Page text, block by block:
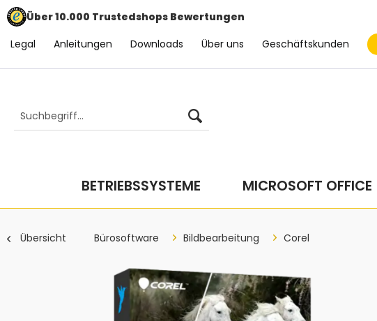
Über 10.000 Trustedshops Bewertungen
Legal
Anleitungen Downloads Über uns Geschäftskunden
BETRIEBSSYSTEME MICROSOFT OFFICE
Übersicht Bürosoftware Bildbearbeitung Corel